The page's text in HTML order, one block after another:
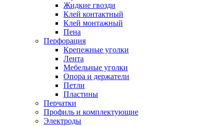
Жидкие гвозди
Клей контактный
Клей монтажный
Пена
Перфорация
Крепежные уголки
Лента
Мебельные уголки
Опора и держатели
Петли
Пластины
Перчатки
Профиль и комплектующие
Электроды